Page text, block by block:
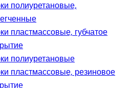
полиуретановые,
пластмассовые, губчатое
полиуретановые
пластмассовые, резиновое